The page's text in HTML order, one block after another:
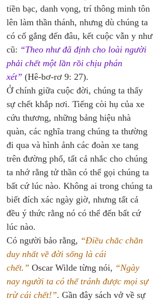
tiền bạc, danh vọng, trí thông minh tôn
lên làm thần thánh, nhưng dù chúng ta
có cố gắng đến đâu, kết cuộc vẫn y như
cũ: “Theo như đã định cho loài người
phải chết một lần rồi chịu phán
xét” (Hê-bơ-rơ 9: 27).
Ở chính giữa cuộc đời, chúng ta thấy
sự chết khắp nơi. Tiếng còi hụ của xe
cứu thương, những bảng hiệu nhà
quàn, các nghĩa trang chúng ta thường
đi qua và hình ảnh các đoàn xe tang
trên đường phố, tất cả nhắc cho chúng
ta nhớ rằng tử thần có thể gọi chúng ta
bất cứ lúc nào. Không ai trong chúng ta
biết đích xác ngày giờ, nhưng tất cả
đều ý thức rằng nó có thể đến bất cứ
lúc nào.
Có người bảo rằng, “Điều chắc chắn
duy nhất về đời sống là cái
chết.” Oscar Wilde từng nói, “Ngày
nay người ta có thể tránh được mọi sự
trừ cái chết!”. Gần đây sách vở về sự